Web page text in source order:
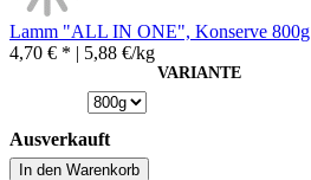
Lamm "ALL IN ONE", Konserve 800g
4,70 € * | 5,88 €/kg
VARIANTE
Ausverkauft
In den Warenkorb